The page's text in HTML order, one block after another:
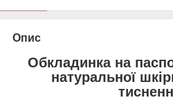
Опис
Обкладинка на
натуральної